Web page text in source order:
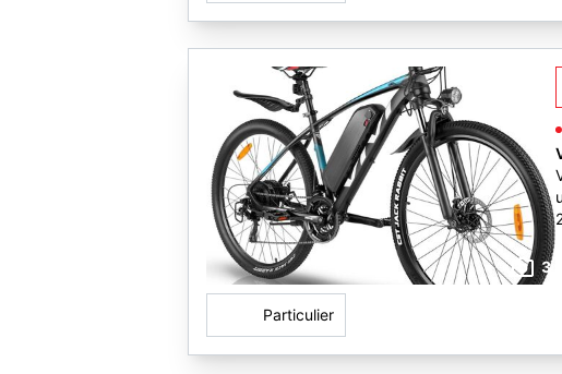
3
Particulier